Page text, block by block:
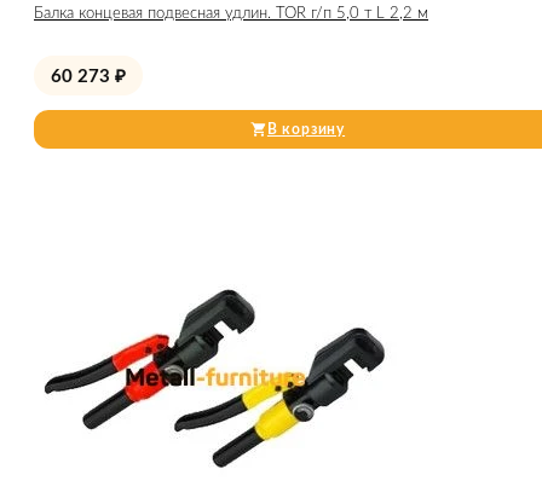
Балка концевая подвесная удлин. TOR г/п 5,0 т L 2,2 м
60 273 ₽
В корзину